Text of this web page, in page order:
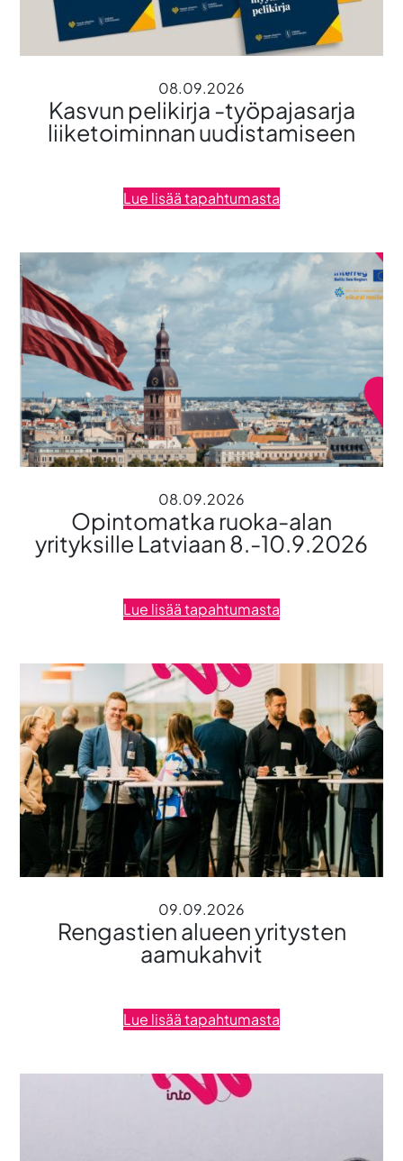
08.09.2026
Kasvun pelikirja -työpajasarja
liiketoiminnan uudistamiseen
Lue lisää tapahtumasta
08.09.2026
Opintomatka ruoka-alan
yrityksille Latviaan 8.-10.9.2026
Lue lisää tapahtumasta
09.09.2026
Rengastien alueen yritysten
aamukahvit
Lue lisää tapahtumasta